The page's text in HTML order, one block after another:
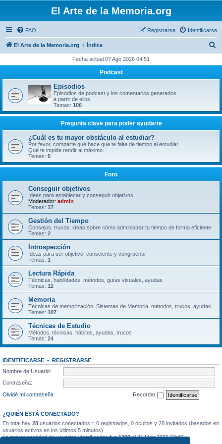
El Arte de la Memoria.org
FAQ Identificarse
Registrarse
El Arte de la Memoria.org Índice
c
Fecha actual 07 Ago 2026 04:51
Podcast
Episodios
Episodios de podcast y los comentarios generados
a partir de ellos
Temas: 106
Pregunta clave para poder ayudarte
¿Cuál es tu mayor obstáculo al estudiar?
Por favor, comparte qué hace que te falte de tiempo al estudiar.
Qué te impide rendir al máximo.
Temas: 5
Foro
Conseguir objetivos
Ideas para establecer y conseguir objetivos
Moderador: admin
Temas: 17
Gestión del Tiempo
Consejos, trucos, ideas sobre cómo administrar tu tiempo de forma eficiente
Temas: 2
Introspección
Ideas para ser objetivo, consciente y congruente
Temas: 1
Lectura Rápida
Técnicas, habilidades, métodos, guías visuales, ayudas
Temas: 12
Memoria
Técnicas de memorización, Sistemas de Memoria, métodos, trucos, ayudas
Temas: 107
Técnicas de Estudio
Métodos, técnicas, hábitos, ayudas, trucos
Temas: 24
IDENTIFICARSE • REGISTRARSE
Nombre de Usuario:
Contraseña:
Olvidé mi contraseña
Recordar
¿QUIÉN ESTÁ CONECTADO?
En total hay 28 usuarios conectados :: 0 registrados, 0 ocultos y 28 invitados (basados en
usuarios activos en los últimos 5 minutos)
La mayor cantidad de usuarios identificados fue1299el 31 May 2026 22:40